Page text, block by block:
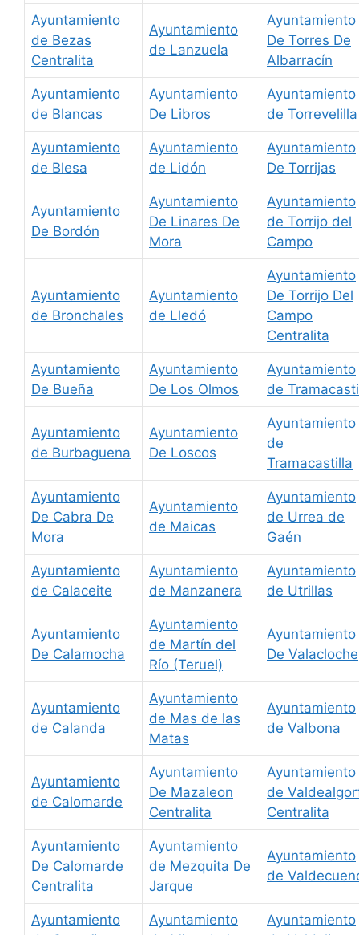
Ayuntamiento
de Bezas
Centralita
Ayuntamiento
de Lanzuela
Ayuntamiento
De Torres De
Albarracín
Ayuntamiento
de Blancas
Ayuntamiento
De Libros
Ayuntamiento
de Torrevelilla
Ayuntamiento
de Blesa
Ayuntamiento
de Lidón
Ayuntamiento
De Torrijas
Ayuntamiento
De Bordón
Ayuntamiento
De Linares De
Mora
Ayuntamiento
de Torrijo del
Campo
Ayuntamiento
de Bronchales
Ayuntamiento
de Lledó
Ayuntamiento
De Torrijo Del
Campo
Centralita
Ayuntamiento
De Bueña
Ayuntamiento
De Los Olmos
Ayuntamiento
de
Ayuntamiento
de Burbaguena
Ayuntamiento
De Loscos
Ayuntamiento
de
Tramacastilla
Ayuntamiento
De Cabra De
Mora
Ayuntamiento
de Maicas
Ayuntamiento
de Urrea de
Gaén
Ayuntamiento
de Calaceite
Ayuntamiento
de Manzanera
Ayuntamiento
de Utrillas
Ayuntamiento
De Calamocha
Ayuntamiento
de Martín del
Río (Teruel)
Ayuntamiento
De Valacloche
Ayuntamiento
de Calanda
Ayuntamiento
de Mas de las
Matas
Ayuntamiento
de Valbona
Ayuntamiento
de Calomarde
Ayuntamiento
De Mazaleon
Centralita
Ayuntamiento
de
Centralita
Ayuntamiento
De Calomarde
Centralita
Ayuntamiento
de Mezquita De
Jarque
Ayuntamiento
de
Ayuntamiento
Ayuntamiento
Ayuntamiento